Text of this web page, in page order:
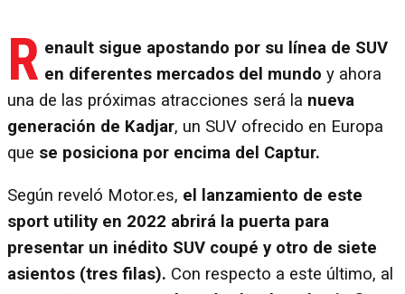
R enault sigue apostando por su línea de SUV
en diferentes mercados del mundo y ahora
una de las próximas atracciones será la nueva
generación de Kadjar, un SUV ofrecido en Europa
que se posiciona por encima del Captur.
Según reveló Motor.es, el lanzamiento de este
sport utility en 2022 abrirá la puerta para
presentar un inédito SUV coupé y otro de siete
asientos (tres filas). Con respecto a este último, al